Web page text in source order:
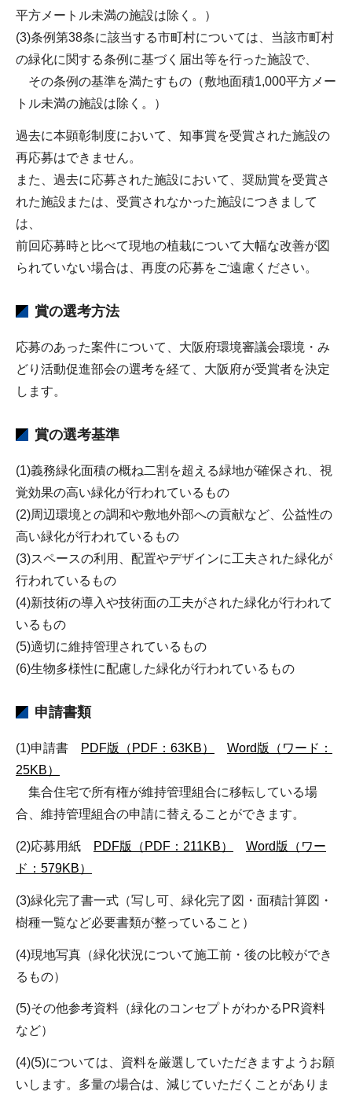
平方メートル未満の施設は除く。）
(3)条例第38条に該当する市町村については、当該市町村
の緑化に関する条例に基づく届出等を行った施設で、
その条例の基準を満たすもの（敷地面積1,000平方メー
トル未満の施設は除く。）
過去に本顕彰制度において、知事賞を受賞された施設の
再応募はできません。
また、過去に応募された施設において、奨励賞を受賞さ
れた施設または、受賞されなかった施設につきまして
は、
前回応募時と比べて現地の植栽について大幅な改善が図
られていない場合は、再度の応募をご遠慮ください。
賞の選考方法
応募のあった案件について、大阪府環境審議会環境・み
どり活動促進部会の選考を経て、大阪府が受賞者を決定
します。
賞の選考基準
(1)義務緑化面積の概ね二割を超える緑地が確保され、視
覚効果の高い緑化が行われているもの
(2)周辺環境との調和や敷地外部への貢献など、公益性の
高い緑化が行われているもの
(3)スペースの利用、配置やデザインに工夫された緑化が
行われているもの
(4)新技術の導入や技術面の工夫がされた緑化が行われて
いるもの
(5)適切に維持管理されているもの
(6)生物多様性に配慮した緑化が行われているもの
申請書類
(1)申請書 PDF版（PDF：63KB）
Word版（ワード：
25KB）
集合住宅で所有権が維持管理組合に移転している場
合、維持管理組合の申請に替えることができます。
(2)応募用紙 PDF版（PDF：211KB）
Word版（ワー
ド：579KB）
(3)緑化完了書一式（写し可、緑化完了図・面積計算図・
樹種一覧など必要書類が整っていること）
(4)現地写真（緑化状況について施工前・後の比較ができ
るもの）
(5)その他参考資料（緑化のコンセプトがわかるPR資料
など）
(4)(5)については、資料を厳選していただきますようお願
いします。多量の場合は、減じていただくことがありま